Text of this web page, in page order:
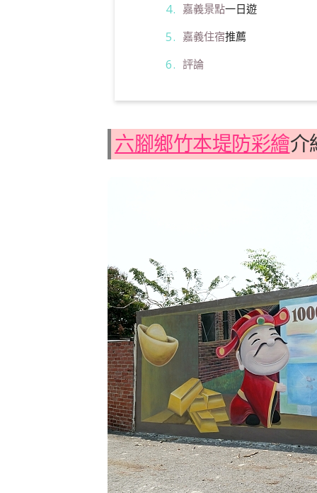
嘉義景點一日遊
嘉義住宿推薦
評論
六腳鄉竹本堤防彩繪介